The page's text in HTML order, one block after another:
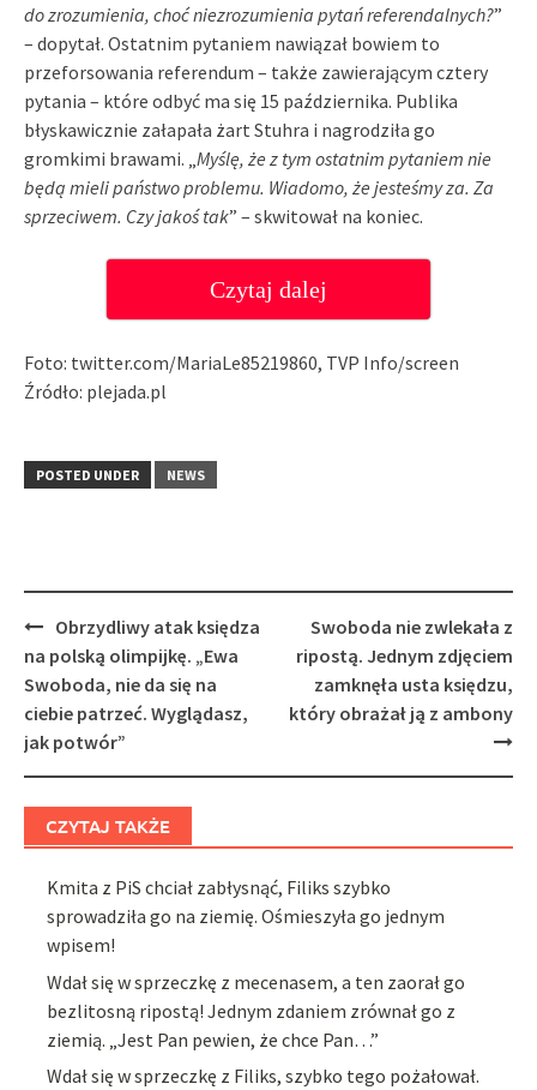
do zrozumienia, choć niezrozumienia pytań referendalnych?”
– dopytał. Ostatnim pytaniem nawiązał bowiem to
przeforsowania referendum – także zawierającym cztery
pytania – które odbyć ma się 15 października. Publika
błyskawicznie załapała żart Stuhra i nagrodziła go
gromkimi brawami. „Myślę, że z tym ostatnim pytaniem nie
będą mieli państwo problemu. Wiadomo, że jesteśmy za. Za
sprzeciwem. Czy jakoś tak” – skwitował na koniec.
Czytaj dalej
Foto: twitter.com/MariaLe85219860, TVP Info/screen
Źródło: plejada.pl
POSTED UNDER NEWS
Post
navigation
Obrzydliwy atak księdza
na polską olimpijkę. „Ewa
Swoboda, nie da się na
ciebie patrzeć. Wyglądasz,
jak potwór”
Swoboda nie zwlekała z
ripostą. Jednym zdjęciem
zamknęła usta księdzu,
który obrażał ją z ambony
CZYTAJ TAKŻE
Kmita z PiS chciał zabłysnąć, Filiks szybko
sprowadziła go na ziemię. Ośmieszyła go jednym
wpisem!
Wdał się w sprzeczkę z mecenasem, a ten zaorał go
bezlitosną ripostą! Jednym zdaniem zrównał go z
ziemią. „Jest Pan pewien, że chce Pan…”
Wdał się w sprzeczkę z Filiks, szybko tego pożałował.